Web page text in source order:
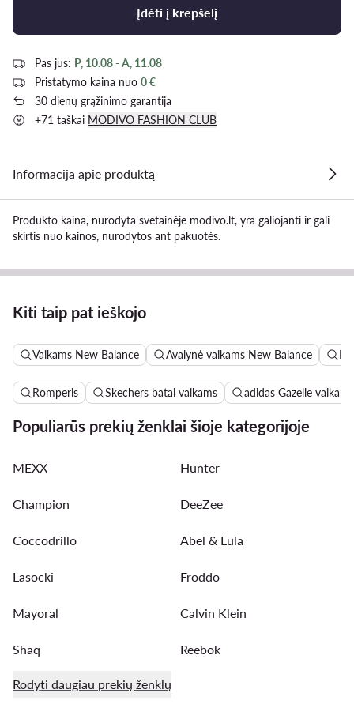
Įdėti į krepšelį
Pas jus: P, 10.08 - A, 11.08
Pristatymo kaina nuo 0 €
30 dienų grąžinimo garantija
+71 taškai MODIVO FASHION CLUB
Informacija apie produktą
Produkto kaina, nurodyta svetainėje modivo.lt, yra galiojanti ir gali
skirtis nuo kainos, nurodytos ant pakuotės.
Kiti taip pat ieškojo
Vaikams New Balance Avalynė vaikams New Balance
Romperis Skechers batai vaikams adidas Gazelle vaikams
Populiarūs prekių ženklai šioje kategorijoje
MEXX Hunter
Champion DeeZee
Coccodrillo Abel & Lula
Lasocki Froddo
Mayoral Calvin Klein
Shaq Reebok
Rodyti daugiau prekių ženklų